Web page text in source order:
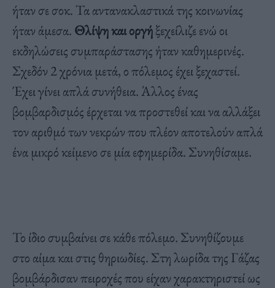
ήταν σε σοκ. Τα αντανακλαστικά της κοινωνίας
ήταν άμεσα. Θλίψη και οργήξεχείλιζε ενώ οι
εκδηλώσεις συμπαράστασης ήταν καθημερινές.
Σχεδόν 2 χρόνια μετά, ο πόλεμος έχει ξεχαστεί.
Έχει γίνει απλά συνήθεια. Άλλος ένας
βομβαρδισμός έρχεται να προστεθεί και να αλλάξει
τον αριθμό των νεκρών που πλέον αποτελούν απλά
ένα μικρό κείμενο σε μία εφημερίδα. Συνηθίσαμε.
Το ίδιο συμβαίνει σε κάθε πόλεμο. Συνηθίζουμε
στο αίμα και στις θηριωδίες. Στη λωρίδα της Γάζας
βομβάρδισαν πειροχές που είχαν χαρακτηριστεί ως